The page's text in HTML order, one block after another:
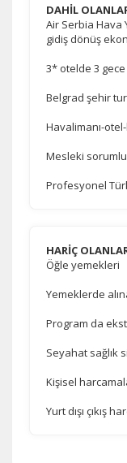
DAHİL
Air Serbia Hava
gidiş dönüş
3* otelde 3
Belgrad şehir
Havalimanı-
Mesleki
Profesyonel
HARİÇ
Öğle yemekleri
Yemeklerde
Program da
Seyahat sağlık
Kişisel
Yurt dışı çıkış